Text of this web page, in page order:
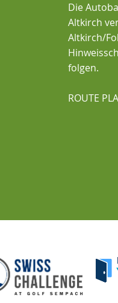
Die
Altkirch
Altkirch/
folgen.
ROUTE